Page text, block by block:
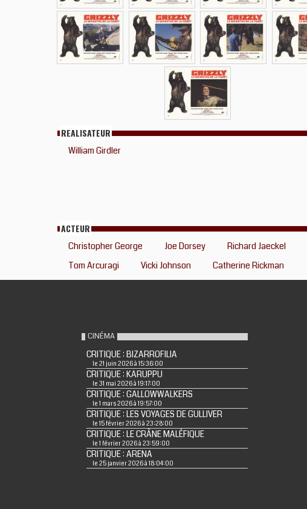
REALISATEUR
William Girdler
ACTEUR
Christopher George Joe Dorsey Richard Jaeckel
Tom Arcuragi
Vicki Johnson Catherine Rickman
CINÉMA
CRITIQUE : BIZARROFILIA
le 21 juin 2026 à 15:36:00
CRITIQUE : KARUPPU
le 31 mai 2026 à 19:17:00
CRITIQUE : GALLOWWALKERS
le 1 mars 2026 à 19:57:00
CRITIQUE : LES VOYAGES DE GULLIVER
le 15 février 2026 à 23:28:00
CRITIQUE : LE CRÂNE MALÉFIQUE
le 1 février 2026 à 23:59:00
CRITIQUE : ARENA
le 25 janvier 2026 à 18:04:00